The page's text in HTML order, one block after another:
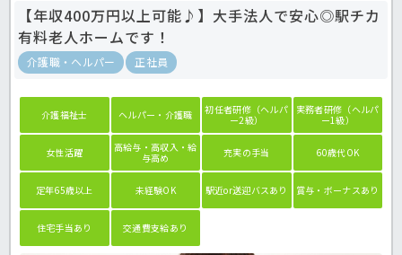
【年収400万円以上可能♪】大手法人で安心◎駅チカ
有料老人ホームです！
介護職・ヘルパー 正社員
介護福祉士 ヘルパー・介護職
初任者研修（ヘルパ
ー2級）
実務者研修（ヘルパ
ー1級）
女性活躍
高給与・高収入・給
与高め
充実の手当 60歳代OK
定年65歳以上 未経験OK 駅近or送迎バスあり 賞与・ボーナスあり
住宅手当あり 交通費支給あり